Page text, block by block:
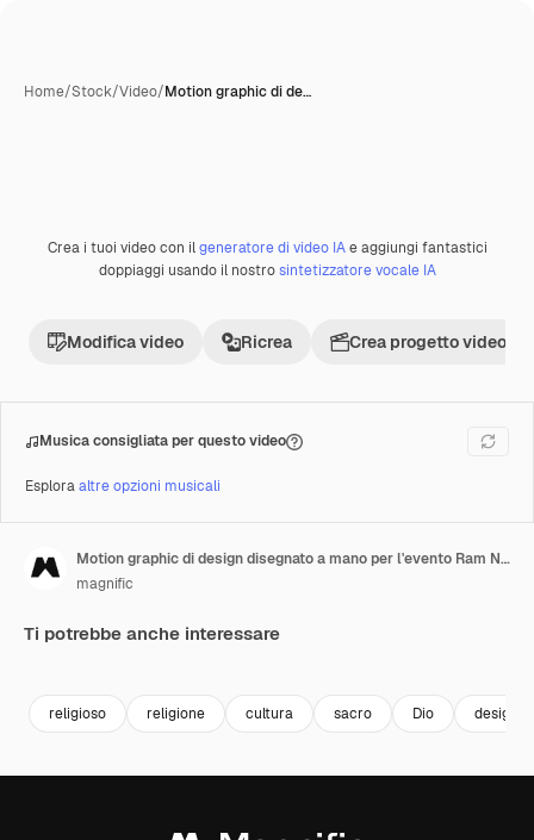
Home/Stock/Video/Motion graphic di de…
Crea i tuoi video con ilgeneratore di video IAe aggiungi fantastici
doppiaggi usando il nostrosintetizzatore vocale IA
Modifica video Ricrea Crea progetto video
Musica consigliata per questo video
Esploraaltre opzioni musicali
Motion graphic di design disegnato a mano per l'evento Ram Navami
magnific
Ti potrebbe anche interessare
religioso religione cultura sacro Dio design